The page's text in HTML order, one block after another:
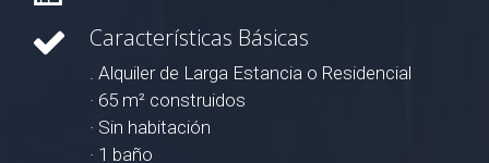
Características Básicas
. Alquiler de Larga Estancia o Residencial
· 65 m² construidos
· Sin habitación
· 1 baño